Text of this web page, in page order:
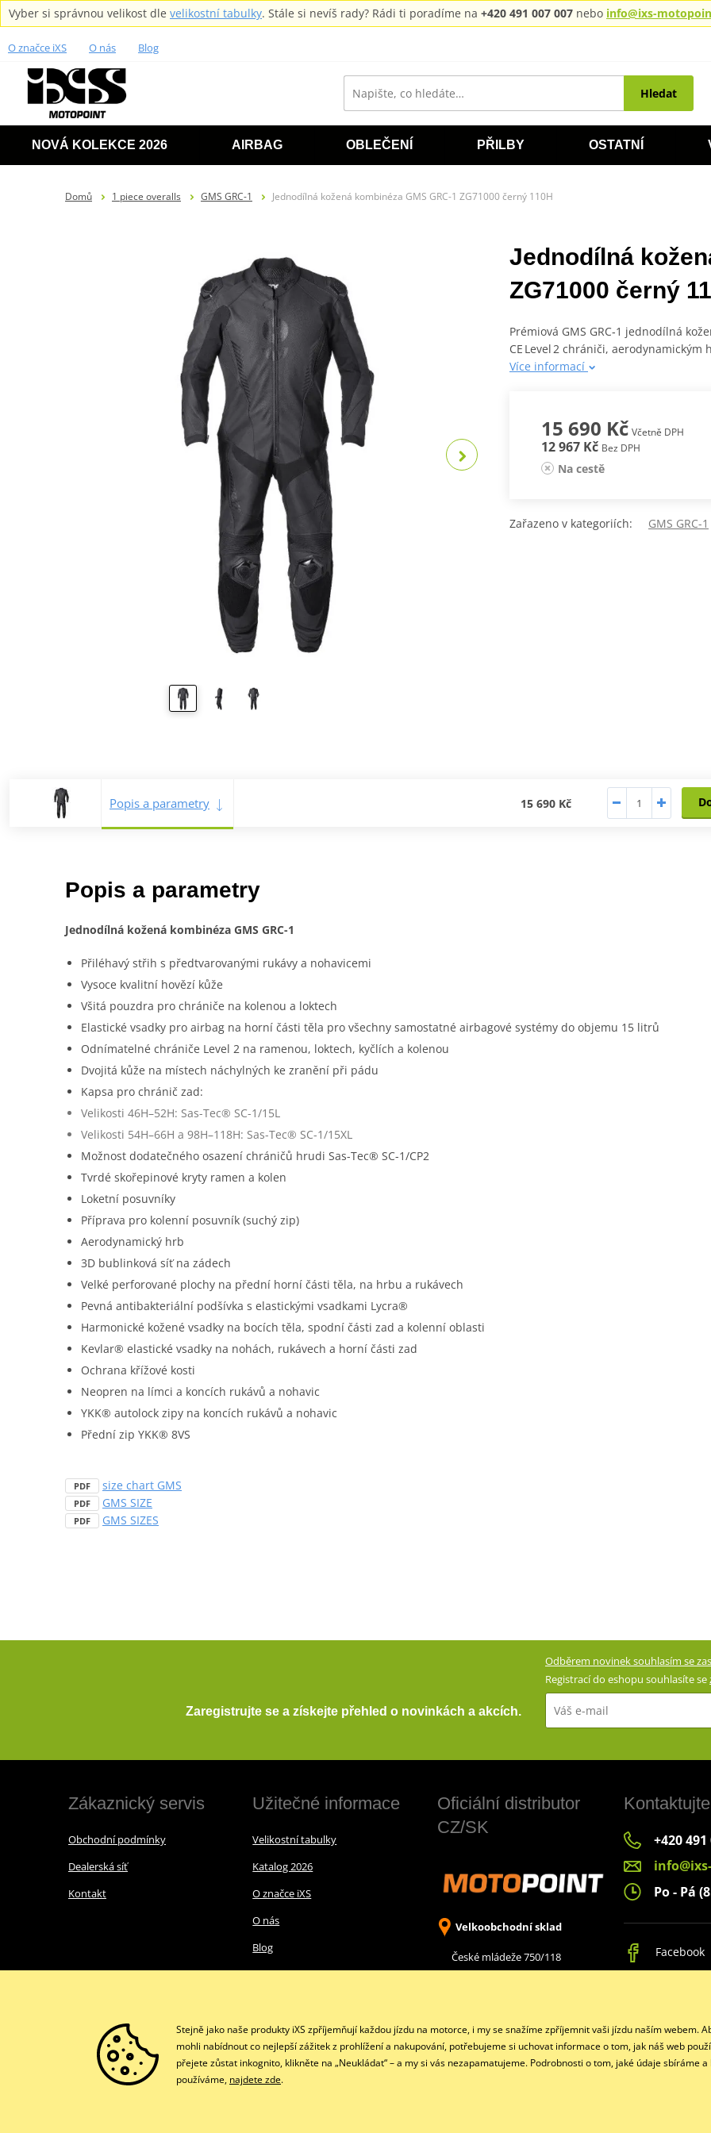
Vyber si správnou velikost dle velikostní tabulky. Stále si nevíš rady? Rádi ti poradíme na +420 491 007 007 nebo info@ixs-
O značce iXS O nás Blog
Hledat
NOVÁ KOLEKCE 2026 AIRBAG OBLEČENÍ PŘILBY OSTATNÍ
Domů 1 piece overalls GMS GRC-1 Jednodílná kožená kombinéza GMS GRC-1 ZG71000 černý 110H
Jednodílná
ZG71000 černý
Prémiová GMS GRC‑1 jednodílná
CE Level 2 chrániči,
Více informací
15 690 Kč Včetně DPH
12 967 Kč Bez DPH
Na cestě
Zařazeno v kategoriích: GMS GRC-1
Popis a parametry 15 690 Kč
Popis a parametry
Jednodílná kožená kombinéza GMS GRC-1
Přiléhavý střih s předtvarovanými rukávy a nohavicemi
Vysoce kvalitní hovězí kůže
Všitá pouzdra pro chrániče na kolenou a loktech
Elastické vsadky pro airbag na horní části těla pro všechny samostatné airbagové systémy do objemu 15 litrů
Odnímatelné chrániče Level 2 na ramenou, loktech, kyčlích a kolenou
Dvojitá kůže na místech náchylných ke zranění při pádu
Kapsa pro chránič zad:
Velikosti 46H–52H: Sas-Tec® SC-1/15L
Velikosti 54H–66H a 98H–118H: Sas-Tec® SC-1/15XL
Možnost dodatečného osazení chráničů hrudi Sas-Tec® SC-1/CP2
Tvrdé skořepinové kryty ramen a kolen
Loketní posuvníky
Příprava pro kolenní posuvník (suchý zip)
Aerodynamický hrb
3D bublinková síť na zádech
Velké perforované plochy na přední horní části těla, na hrbu a rukávech
Pevná antibakteriální podšívka s elastickými vsadkami Lycra®
Harmonické kožené vsadky na bocích těla, spodní části zad a kolenní oblasti
Kevlar® elastické vsadky na nohách, rukávech a horní části zad
Ochrana křížové kosti
Neopren na límci a koncích rukávů a nohavic
YKK® autolock zipy na koncích rukávů a nohavic
Přední zip YKK® 8VS
PDF size chart GMS
PDF GMS SIZE
PDF GMS SIZES
Zaregistrujte se a získejte přehled o novinkách a akcích.
Odběrem novinek souhlasím se
Registrací do eshopu souhlasíte se
Zákaznický servis
Obchodní podmínky
Dealerská síť
Kontakt
Užitečné informace
Velikostní tabulky
Katalog 2026
O značce iXS
O nás
Blog
Oficiální distributor
CZ/SK
Velkoobchodní sklad
České mládeže 750/118
+420 491
Po - Pá
Facebook
Stejně jako naše produkty iXS zpříjemňují každou jízdu na motorce, i my se snažíme zpříjemnit vaši jízdu naším webem.
mohli nabídnout co nejlepší zážitek z prohlížení a nakupování, potřebujeme si uchovat informace o tom, jak náš web
přejete zůstat inkognito, klikněte na „Neukládat“ – a my si vás nezapamatujeme. Podrobnosti o tom, jaké údaje sbíráme a
používáme, najdete zde.